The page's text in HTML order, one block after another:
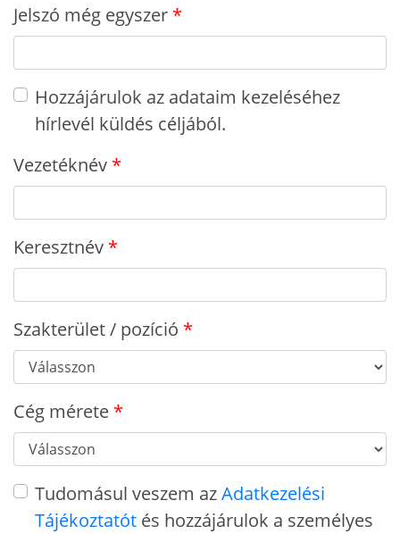
Jelszó még egyszer
Hozzájárulok az adataim kezeléséhez
hírlevél küldés céljából.
Vezetéknév
Keresztnév
Szakterület / pozíció
Cég mérete
Tudomásul veszem azAdatkezelési
Tájékoztatót és hozzájárulok a személyes